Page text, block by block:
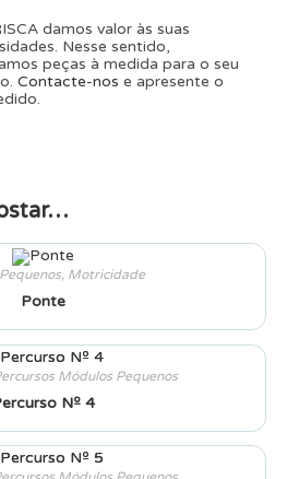
damos valor às suas
Nesse sentido,
peças à medida para o seu
Contacte-nos e apresente o
, Motricidade
Ponte
Módulos Pequenos
Nº 4